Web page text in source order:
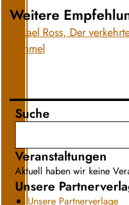
Weitere
Mikael Ross, Der
Himmel
Suche
Veranstaltungen
Aktuell haben wir keine
Unsere
Unsere Partnerverlage